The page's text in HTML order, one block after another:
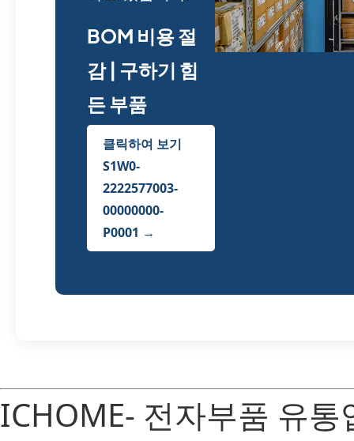
BOM 비용 절
감 | 구하기 힘
든 부품
클릭하여 보기
S1W0-
2222577003-
00000000-
P0001 →
ICHOME- 전자부품 유